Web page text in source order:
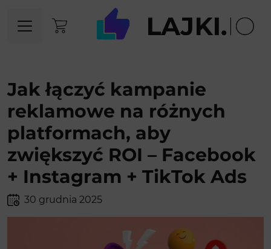
Jak łączyć kampanie
reklamowe na różnych
platformach, aby
zwiększyć ROI – Facebook
+ Instagram + TikTok Ads
30 grudnia 2025